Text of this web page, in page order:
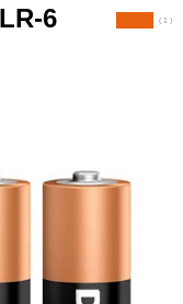
6
( 1 )